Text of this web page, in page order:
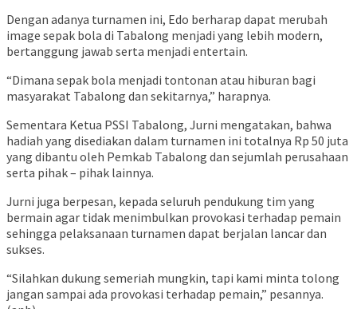
Dengan adanya turnamen ini, Edo berharap dapat merubah
image sepak bola di Tabalong menjadi yang lebih modern,
bertanggung jawab serta menjadi entertain.
“Dimana sepak bola menjadi tontonan atau hiburan bagi
masyarakat Tabalong dan sekitarnya,” harapnya.
Sementara Ketua PSSI Tabalong, Jurni mengatakan, bahwa
hadiah yang disediakan dalam turnamen ini totalnya Rp 50 juta
yang dibantu oleh Pemkab Tabalong dan sejumlah perusahaan
serta pihak – pihak lainnya.
Jurni juga berpesan, kepada seluruh pendukung tim yang
bermain agar tidak menimbulkan provokasi terhadap pemain
sehingga pelaksanaan turnamen dapat berjalan lancar dan
sukses.
“Silahkan dukung semeriah mungkin, tapi kami minta tolong
jangan sampai ada provokasi terhadap pemain,” pesannya.